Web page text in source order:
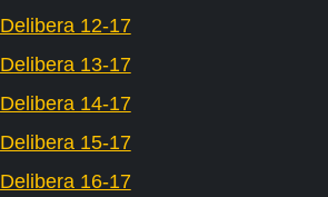
Delibera 12-17
Delibera 13-17
Delibera 14-17
Delibera 15-17
Delibera 16-17